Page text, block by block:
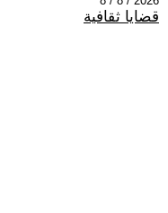
قضايا ثقافية